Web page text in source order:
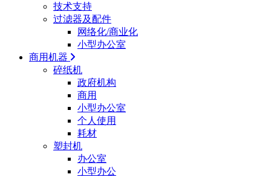
技术支持
过滤器及配件
网络化/商业化
小型办公室
商用机器
碎纸机
政府机构
商用
小型办公室
个人使用
耗材
塑封机
办公室
小型办公